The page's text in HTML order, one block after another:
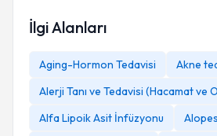
İlgi Alanları
Aging-Hormon Tedavisi
Akne
Alerji Tanı ve Tedavisi (Hacamat ve
Alfa Lipoik Asit İnfüzyonu